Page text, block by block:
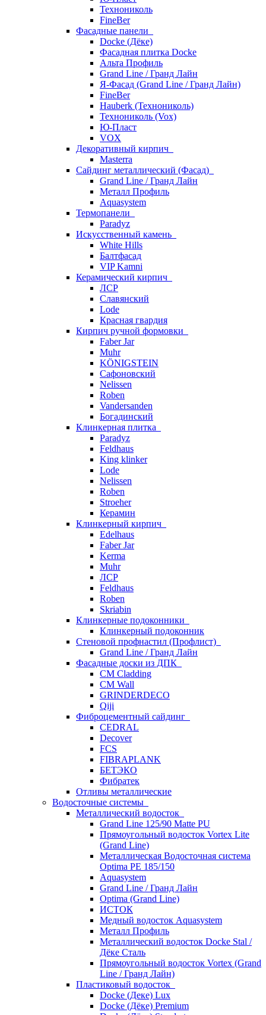
Технониколь
FineBer
Фасадные панели
Docke (Дёке)
Фасадная плитка Docke
Альта Профиль
Grand Line / Гранд Лайн
Я-Фасад (Grand Line / Гранд Лайн)
FineBer
Hauberk (Технониколь)
Технониколь (Vox)
Ю-Пласт
VOX
Декоративный кирпич
Masterra
Сайдинг металлический (Фасад)
Grand Line / Гранд Лайн
Металл Профиль
Aquasystem
Термопанели
Paradyz
Искусственный камень
White Hills
Балтфасад
VIP Kamni
Керамический кирпич
ЛСР
Славянский
Lode
Красная гвардия
Кирпич ручной формовки
Faber Jar
Muhr
KÖNIGSTEIN
Сафоновский
Nelissen
Roben
Vandersanden
Богадинский
Клинкерная плитка
Paradyz
Feldhaus
King klinker
Lode
Nelissen
Roben
Stroeher
Керамин
Клинкерный кирпич
Edelhaus
Faber Jar
Kerma
Muhr
ЛСР
Feldhaus
Roben
Skriabin
Клинкерные подоконники
Клинкерный подоконник
Стеновой профнастил (Профлист)
Grand Line / Гранд Лайн
Фасадные доски из ДПК
CM Cladding
CM Wall
GRINDERDECO
Qiji
Фиброцементный сайдинг
CEDRAL
Decover
FCS
FIBRAPLANK
БЕТЭКО
Фибратек
Отливы металлические
Водосточные системы
Металлический водосток
Grand Line 125/90 Matte PU
Прямоугольный водосток Vortex Lite
(Grand Line)
Металлическая Водосточная система
Optima PE 185/150
Aquasystem
Grand Line / Гранд Лайн
Optima (Grand Line)
ИСТОК
Медный водосток Aquasystem
Металл Профиль
Металлический водосток Docke Stal /
Дёке Сталь
Прямоугольный водосток Vortex (Grand
Line / Гранд Лайн)
Пластиковый водосток
Docke (Деке) Lux
Docke (Дёке) Premium